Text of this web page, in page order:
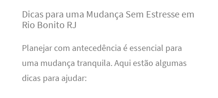
Dicas para uma Mudança Sem Estresse em
Rio Bonito RJ
Planejar com antecedência é essencial para
uma mudança tranquila. Aqui estão algumas
dicas para ajudar: